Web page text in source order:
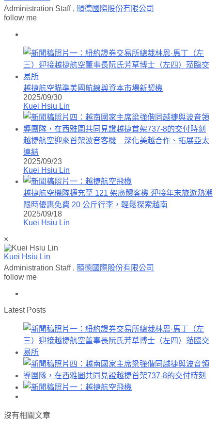
Administration Staff , 頤德國際股份有限公司
follow me
越捷航空瞄準美國航線與資本市場新契機
2025/09/30
Kuei Hsiu Lin
越捷航空迎來首架波音客機 深化美越合作、拓展亞太
連結
2025/09/23
Kuei Hsiu Lin
越捷航空機隊擴充至 121 架廣體客機 迎接年末旅遊熱潮
限時優惠免費 20 公斤行李，輕鬆探索越南
2025/09/18
Kuei Hsiu Lin
×
Kuei Hsiu Lin
Administration Staff , 頤德國際股份有限公司
follow me
Latest Posts
沒有相關文章